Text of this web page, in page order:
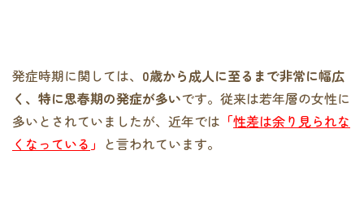
発症時期に関しては、 0歳から成人に至るまで非常に幅広
く、特に思春期の発症が多いです。従来は若年層の女性に
多いとされていましたが、近年では 「性差は余り見られな
くなっている 」 と言われています。